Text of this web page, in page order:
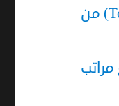
مراتب التطرية (Toppers) من